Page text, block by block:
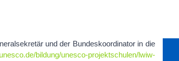
und der Bundeskoordinator in die
bildung/unesco-projektschulen/lwiw-